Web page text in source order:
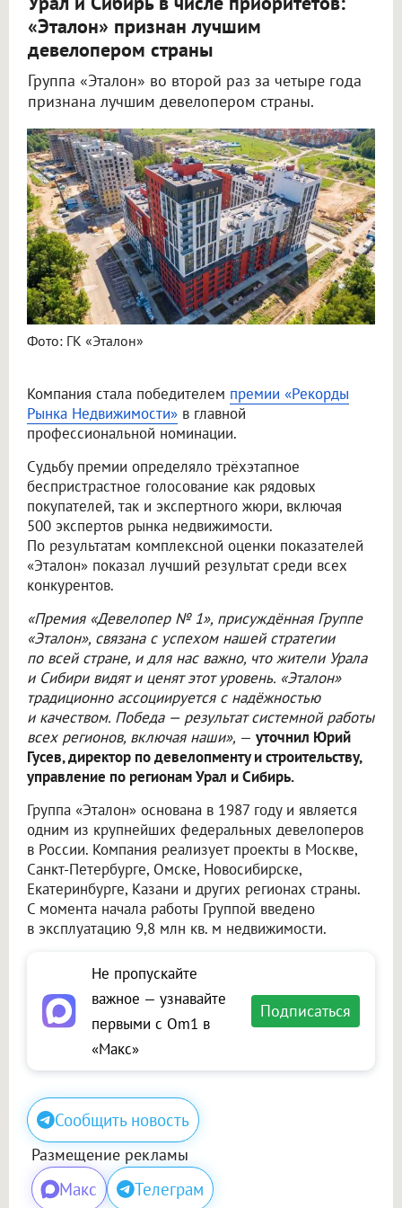
«Эталон» признан лучшим
девелопером страны
Группа «Эталон» во второй раз за четыре года
признана лучшим девелопером страны.
Фото: ГК «Эталон»
Компания стала победителем премии «Рекорды
Рынка Недвижимости» в главной
профессиональной номинации.
Судьбу премии определяло трёхэтапное
беспристрастное голосование как рядовых
покупателей, так и экспертного жюри, включая
500 экспертов рынка недвижимости.
По результатам комплексной оценки показателей
«Эталон» показал лучший результат среди всех
конкурентов.
«Премия «Девелопер № 1», присуждённая Группе
«Эталон», связана с успехом нашей стратегии
по всей стране, и для нас важно, что жители Урала
и Сибири видят и ценят этот уровень. «Эталон»
традиционно ассоциируется с надёжностью
и качеством. Победа — результат системной работы
всех регионов, включая наши», — уточнил Юрий
Гусев, директор по девелопменту и строительству,
управление по регионам Урал и Сибирь.
Группа «Эталон» основана в 1987 году и является
одним из крупнейших федеральных девелоперов
в России. Компания реализует проекты в Москве,
Санкт-Петербурге, Омске, Новосибирске,
Екатеринбурге, Казани и других регионах страны.
С момента начала работы Группой введено
в эксплуатацию 9,8 млн кв. м недвижимости.
Не пропускайте
важное — узнавайте
первыми с Om1 в
«Макс»
Подписаться
Сообщить новость
Размещение рекламы
Макс Телеграм